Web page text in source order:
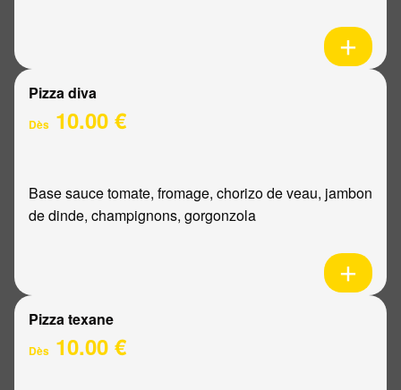
Pizza diva
Dès 10.00 €
Base sauce tomate, fromage, chorizo de veau, jambon
de dinde, champignons, gorgonzola
Pizza texane
Dès 10.00 €